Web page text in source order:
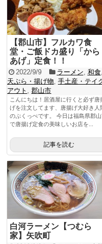
【郡山市】フルカワ食
堂・ご飯ドカ盛り「から
あげ」定食！！
2022/9/9 ラーメン 和食,
天ぷら・揚げ物 手土産・テイ
アウト
郡山市
こんにちは！居酒屋に行くと必ず唐
げを注文してます、唐揚げ大好き人
のぷくっぺです。 今日は福島県郡
で唐揚げ定食の美味しいお店を...
記事を読む
白河ラーメン【つむら
家】矢吹町